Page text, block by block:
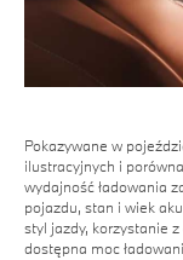
Pokazywane w
ilustracyjnych i
wydajność ładowania
pojazdu, stan i wiek
styl jazdy, korzystanie
dostępna moc